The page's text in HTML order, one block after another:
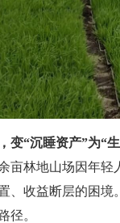
变“沉睡资产”为“生
亩林地山场因年
、收益断层的困境
径。